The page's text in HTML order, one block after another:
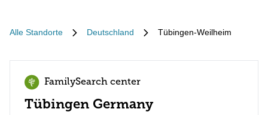
Alle Standorte Deutschland Tübingen-Weilheim
FamilySearch center
Tübingen Germany